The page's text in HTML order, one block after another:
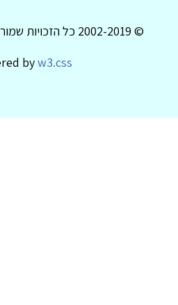
© 2002-2019 כל הזכויות שמורות לפסיכולוגיה עברית
byw3.css